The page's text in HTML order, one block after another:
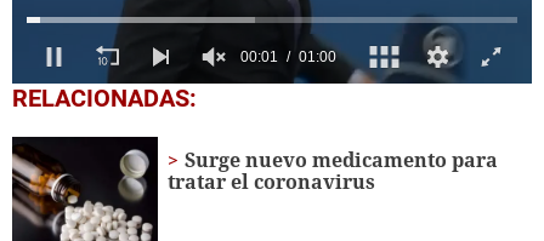
0
seconds
1
minute,
0
RELACIONADAS:
Surge nuevo medicamento para
tratar el coronavirus